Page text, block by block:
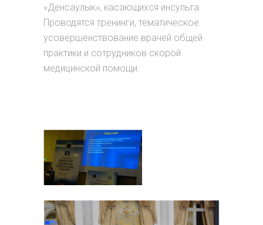
«Денсаулык», касающихся инсульта.
Проводятся тренинги, тематическое
усовершенствование врачей общей
практики и сотрудников скорой
медицинской помощи.